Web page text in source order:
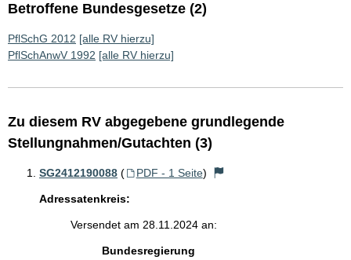
Betroffene Bundesgesetze (2)
PflSchG 2012 [alle RV hierzu]
PflSchAnwV 1992 [alle RV hierzu]
Zu diesem RV abgegebene grundlegende
Stellungnahmen/Gutachten (3)
SG2412190088 ( PDF - 1 Seite)
Adressatenkreis:
Versendet am 28.11.2024 an:
Bundesregierung